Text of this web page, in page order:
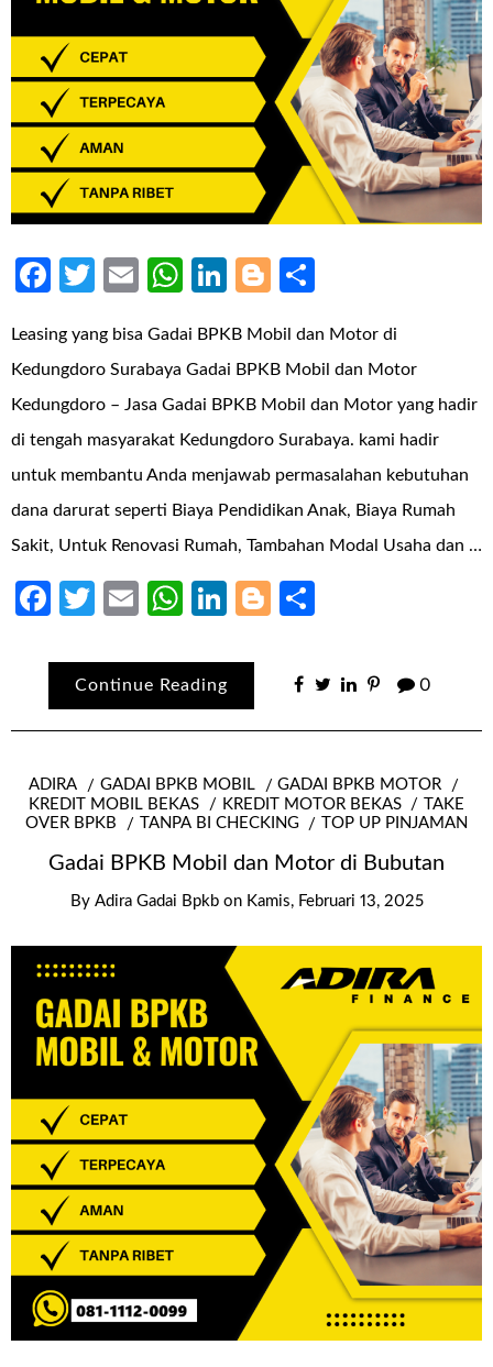
Facebook
Twitter
EmailWhatsApp
LinkedIn
Blogger
Leasing yang bisa Gadai BPKB Mobil dan Motor di
Kedungdoro Surabaya Gadai BPKB Mobil dan Motor
Kedungdoro – Jasa Gadai BPKB Mobil dan Motor yang hadir
di tengah masyarakat Kedungdoro Surabaya. kami hadir
untuk membantu Anda menjawab permasalahan kebutuhan
dana darurat seperti Biaya Pendidikan Anak, Biaya Rumah
Sakit, Untuk Renovasi Rumah, Tambahan Modal Usaha dan …
Facebook
Twitter
EmailWhatsApp
LinkedIn
Blogger
Continue Reading 0
ADIRA GADAI BPKB MOBIL
GADAI BPKB MOTOR
KREDIT MOBIL BEKAS
KREDIT MOTOR BEKAS
TAKE
OVER BPKB
TANPA BI CHECKING TOP UP PINJAMAN
Gadai BPKB Mobil dan Motor di Bubutan
By Adira Gadai Bpkb on Kamis, Februari 13, 2025